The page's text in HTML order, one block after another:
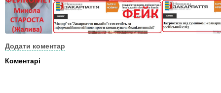
Додати коментар
Коментарі